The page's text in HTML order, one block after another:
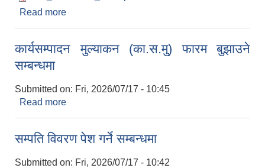
Read more
लागि ।
कार्यसम्पादन मुल्याकन (का.स.मु) फारम बुझाउने
सम्बन्धमा
Submitted on: Fri, 2026/07/17 - 10:45
Read more
सम्पति विवरण पेश गर्ने सम्बन्धमा
Submitted on: Fri, 2026/07/17 - 10:42